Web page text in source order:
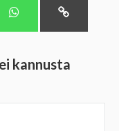
kannusta